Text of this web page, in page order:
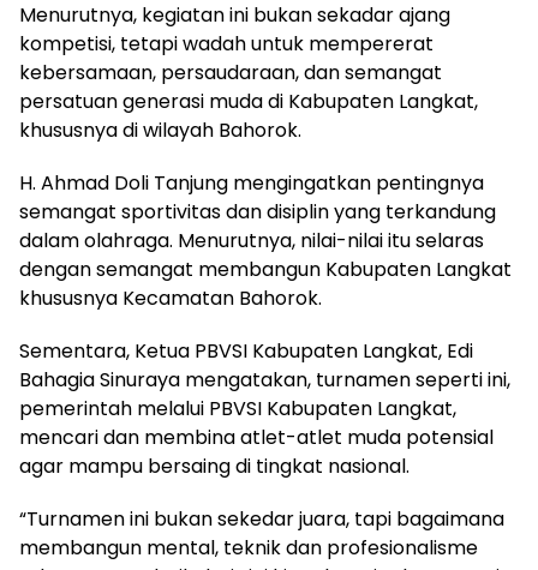
Menurutnya, kegiatan ini bukan sekadar ajang
kompetisi, tetapi wadah untuk mempererat
kebersamaan, persaudaraan, dan semangat
persatuan generasi muda di Kabupaten Langkat,
khususnya di wilayah Bahorok.
H. Ahmad Doli Tanjung mengingatkan pentingnya
semangat sportivitas dan disiplin yang terkandung
dalam olahraga. Menurutnya, nilai-nilai itu selaras
dengan semangat membangun Kabupaten Langkat
khususnya Kecamatan Bahorok.
Sementara, Ketua PBVSI Kabupaten Langkat, Edi
Bahagia Sinuraya mengatakan, turnamen seperti ini,
pemerintah melalui PBVSI Kabupaten Langkat,
mencari dan membina atlet-atlet muda potensial
agar mampu bersaing di tingkat nasional.
“Turnamen ini bukan sekedar juara, tapi bagaimana
membangun mental, teknik dan profesionalisme